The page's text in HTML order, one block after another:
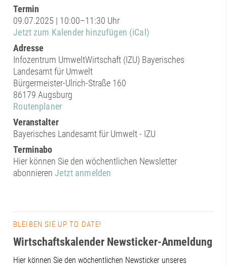
Termin
09.07.2025 | 10:00–11:30 Uhr
Jetzt zum Kalender hinzufügen (iCal)
Adresse
Infozentrum UmweltWirtschaft (IZU) Bayerisches
Landesamt für Umwelt
Bürgermeister-Ulrich-Straße 160
86179 Augsburg
Routenplaner
Veranstalter
Bayerisches Landesamt für Umwelt - IZU
Terminabo
Hier können Sie den wöchentlichen Newsletter
abonnierenJetzt anmelden
BLEIBEN SIE UP TO DATE!
Wirtschaftskalender Newsticker-Anmeldung
Hier können Sie den wöchentlichen Newsticker unseres